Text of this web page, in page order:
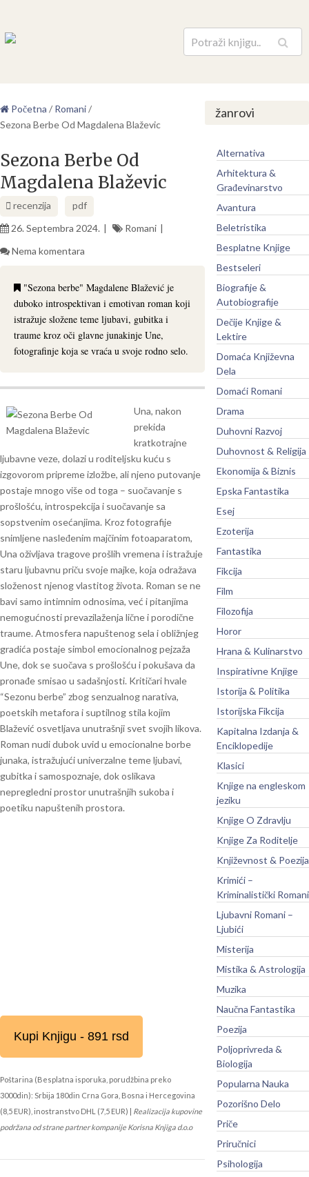
Pretraga
Početna / Romani/
Sezona Berbe Od Magdalena Blaževic
Sezona Berbe Od
Magdalena Blaževic
recenzija
pdf
26. Septembra 2024.
Romani
Nema komentara
"Sezona berbe" Magdalene Blažević je
duboko introspektivan i emotivan roman koji
istražuje složene teme ljubavi, gubitka i
traume kroz oči glavne junakinje Une,
fotografinje koja se vraća u svoje rodno selo.
Una, nakon
prekida
kratkotrajne
ljubavne veze, dolazi u roditeljsku kuću s
izgovorom pripreme izložbe, ali njeno putovanje
postaje mnogo više od toga – suočavanje s
prošlošću, introspekcija i suočavanje sa
sopstvenim osećanjima. Kroz fotografije
snimljene nasleđenim majčinim fotoaparatom,
Una oživljava tragove prošlih vremena i istražuje
staru ljubavnu priču svoje majke, koja odražava
složenost njenog vlastitog života. Roman se ne
bavi samo intimnim odnosima, već i pitanjima
nemogućnosti prevazilaženja lične i porodične
traume. Atmosfera napuštenog sela i obližnjeg
gradića postaje simbol emocionalnog pejzaža
Une, dok se suočava s prošlošću i pokušava da
pronađe smisao u sadašnjosti. Kritičari hvale
“Sezonu berbe” zbog senzualnog narativa,
poetskih metafora i suptilnog stila kojim
Blažević osvetljava unutrašnji svet svojih likova.
Roman nudi dubok uvid u emocionalne borbe
junaka, istražujući univerzalne teme ljubavi,
gubitka i samospoznaje, dok oslikava
nepregledni prostor unutrašnjih sukoba i
poetiku napuštenih prostora.
Kupi Knjigu - 891 rsd
Poštarina (Besplatna isporuka, porudžbina preko
3000din): Srbija 180din Crna Gora, Bosna i Hercegovina
(8,5 EUR), inostranstvo DHL (7,5 EUR) | Realizacija kupovine
podržana od strane partner kompanije Korisna Knjiga d.o.o
žanrovi
Alternativa
Arhitektura &
Građevinarstvo
Avantura
Beletristika
Besplatne Knjige
Bestseleri
Biografije &
Autobiografije
Dečije Knjige &
Lektire
Domaća Književna
Dela
Domaći Romani
Drama
Duhovni Razvoj
Duhovnost & Religija
Ekonomija & Biznis
Epska Fantastika
Esej
Ezoterija
Fantastika
Fikcija
Film
Filozofija
Horor
Hrana & Kulinarstvo
Inspirativne Knjige
Istorija & Politika
Istorijska Fikcija
Kapitalna Izdanja &
Enciklopedije
Klasici
Knjige na engleskom
jeziku
Knjige O Zdravlju
Knjige Za Roditelje
Književnost & Poezija
Krimići –
Kriminalistički Romani
Ljubavni Romani –
Ljubići
Misterija
Mistika & Astrologija
Muzika
Naučna Fantastika
Poezija
Poljoprivreda &
Biologija
Popularna Nauka
Pozorišno Delo
Priče
Priručnici
Psihologija